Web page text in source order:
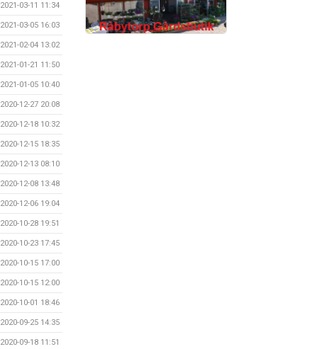
2021-03-11 11:34
2021-03-05 16:03
2021-02-04 13:02
2021-01-21 11:50
2021-01-05 10:40
2020-12-27 20:08
2020-12-18 10:32
2020-12-15 18:35
2020-12-13 08:10
2020-12-08 13:48
2020-12-06 19:04
2020-10-28 19:51
2020-10-23 17:45
2020-10-15 17:00
2020-10-15 12:00
2020-10-01 18:46
2020-09-25 14:35
2020-09-18 11:51